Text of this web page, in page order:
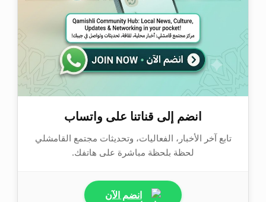
انضم إلى قناتنا على واتساب
تابع آخر الأخبار، الفعاليات، وتحديثات مجتمع القامشلي
لحظة بلحظة مباشرة على هاتفك.
انضم الآن